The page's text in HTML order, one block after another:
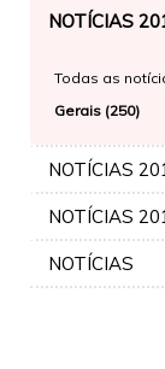
NOTÍCIAS
Todas as
Gerais (250)
NOTÍCIAS
NOTÍCIAS
NOTÍCIAS